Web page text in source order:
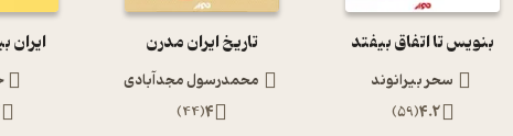
بنویس تا اتفاق بیفتد
سحر بیرانوند
4.2
(
59
)
تاریخ ایران مدرن
محمدرسول مجدآبادی
4
(
44
)
ایران